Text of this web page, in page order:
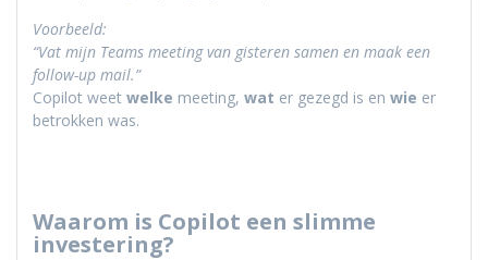
Voorbeeld:
“Vat mijn Teams meeting van gisteren samen en maak een
follow-up mail.”
Copilot weet welke meeting, wat er gezegd is en wie er
betrokken was.
Waarom is Copilot een slimme
investering?